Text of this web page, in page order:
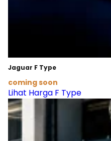
Jaguar F Type
coming soon
Lihat Harga F Type